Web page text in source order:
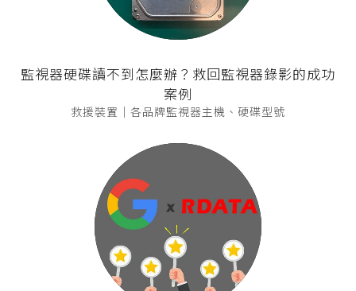
監視器硬碟讀不到怎麼辦？救回監視器錄影的成功
案例
救援裝置｜各品牌監視器主機、硬碟型號